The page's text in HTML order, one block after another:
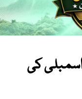
اسمبلی کی